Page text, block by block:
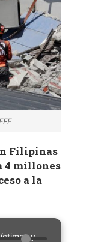
Filipinas
4 millones
a la
y